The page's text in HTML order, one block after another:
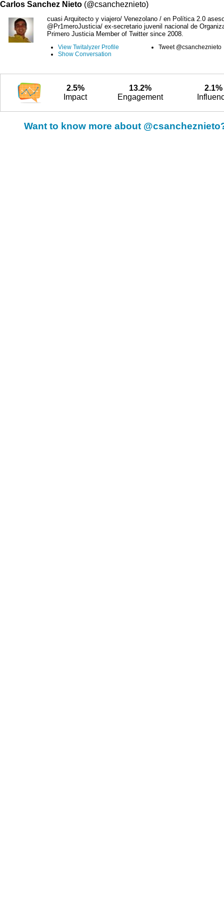
Carlos Sanchez Nieto (@csancheznieto)
cuasi Arquitecto y viajero/ Venezolano / en Política 2.0
@Pr1meroJusticia/ ex-secretario juvenil nacional de
Primero Justicia Member of Twitter since 2008.
View Twitalyzer Profile
Show Conversation
Tweet @csancheznieto
2.5%
Impact
13.2%
Engagement
2.1%
Want to know more about